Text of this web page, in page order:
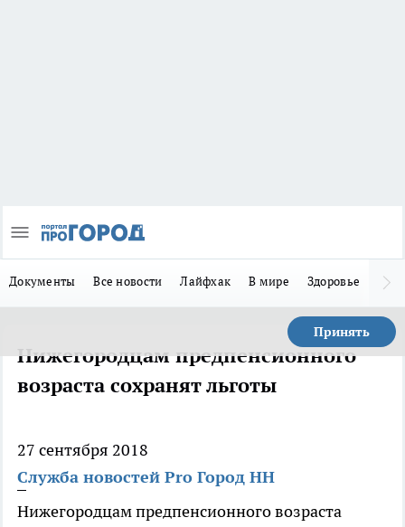
Документы Все новости Лайфхак В мире Здоровье
Принять
Нижегородцам предпенсионного
возраста сохранят льготы
27 сентября 2018
Служба новостей Pro Город НН
Нижегородцам предпенсионного возраста